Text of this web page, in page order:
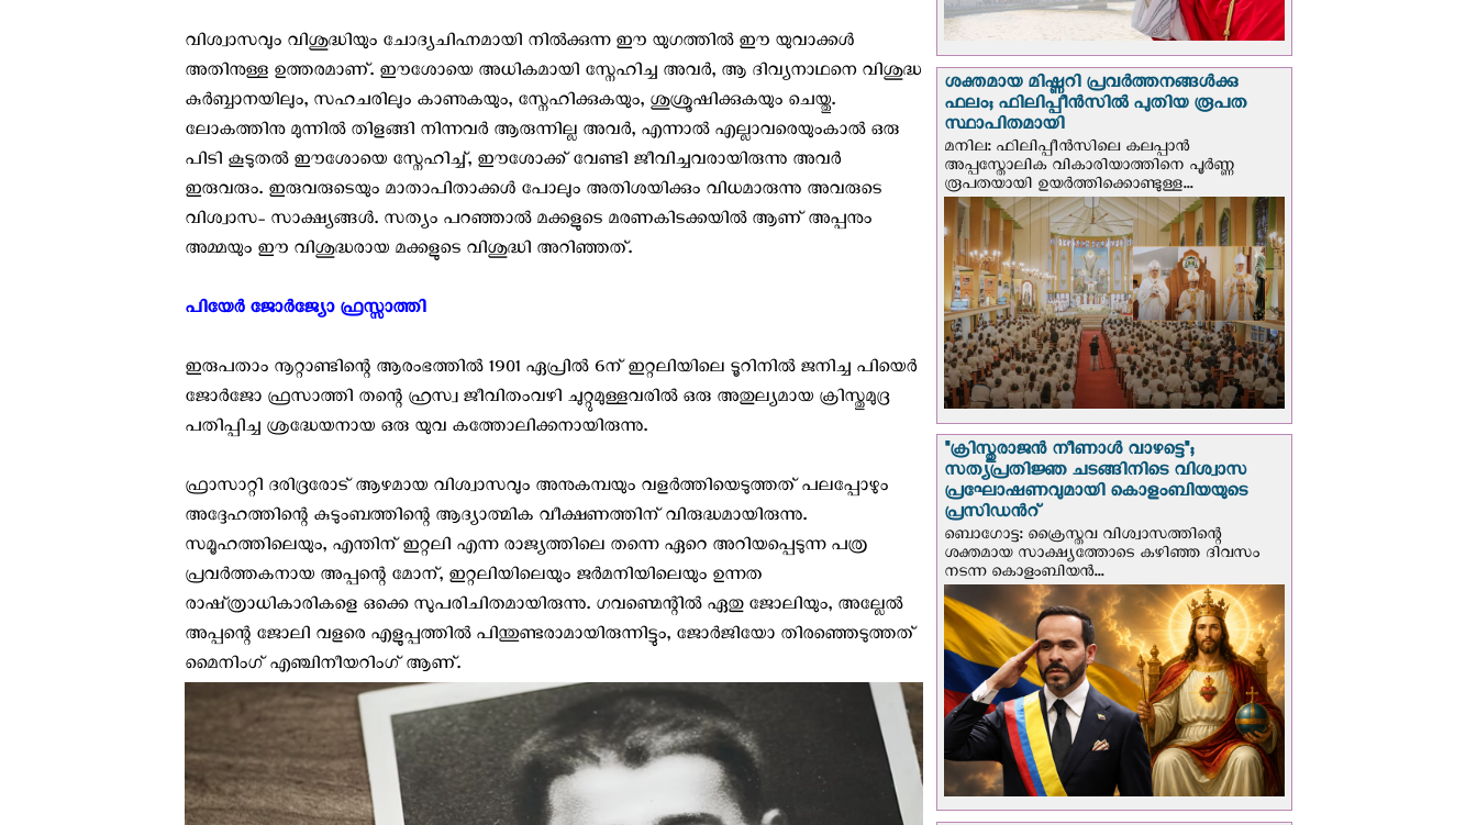
വിശ്വാസവും വിശുദ്ധിയും ചോദ്യചിഹ്നമായി നിൽക്കുന്ന ഈ യുഗത്തിൽ ഈ യുവാക്കൾ
അതിനുള്ള ഉത്തരമാണ്. ഈശോയെ അധികമായി സ്നേഹിച്ച അവർ, ആ ദിവ്യനാഥനെ വിശുദ്ധ
കുർബ്ബാനയിലും, സഹചരിലും കാണുകയും, സ്നേഹിക്കുകയും, ശുശ്രൂഷിക്കുകയും ചെയ്തു.
ലോകത്തിനു മുന്നിൽ തിളങ്ങി നിന്നവർ ആരുന്നില്ല അവർ, എന്നാൽ എല്ലാവരെയുംകാൽ ഒരു
പിടി കൂടുതൽ ഈശോയെ സ്നേഹിച്ച്, ഈശോക്ക് വേണ്ടി ജീവിച്ചവരായിരുന്നു അവർ
ഇരുവരും. ഇരുവരുടെയും മാതാപിതാക്കൾ പോലും അതിശയിക്കും വിധമാരുന്നു അവരുടെ
വിശ്വാസ- സാക്ഷ്യങ്ങൾ. സത്യം പറഞ്ഞാൽ മക്കളുടെ മരണകിടക്കയിൽ ആണ് അപ്പനും
അമ്മയും ഈ വിശുദ്ധരായ മക്കളുടെ വിശുദ്ധി അറിഞ്ഞത്.
പിയേർ ജോർജ്യോ ഫ്രസ്സാത്തി ‍
ഇരുപതാം നൂറ്റാണ്ടിന്റെ ആരംഭത്തിൽ 1901 ഏപ്രിൽ 6ന് ഇറ്റലിയിലെ ടൂറിനിൽ ജനിച്ച പിയെർ
ജോർജോ ഫ്രസാത്തി തന്റെ ഹ്രസ്വ ജീവിതംവഴി ചുറ്റുമുള്ളവരിൽ ഒരു അതുല്യമായ ക്രിസ്തുമുദ്ര
പതിപ്പിച്ച ശ്രദ്ധേയനായ ഒരു യുവ കത്തോലിക്കനായിരുന്നു.
ഫ്രാസാറ്റി ദരിദ്രരോട് ആഴമായ വിശ്വാസവും അനുകമ്പയും വളർത്തിയെടുത്തത് പലപ്പോഴും
അദ്ദേഹത്തിന്റെ കുടുംബത്തിന്റെ ആദ്യാത്മിക വീക്ഷണത്തിന് വിരുദ്ധമായിരുന്നു.
സമൂഹത്തിലെയും, എന്തിന് ഇറ്റലി എന്ന രാജ്യത്തിലെ തന്നെ ഏറെ അറിയപ്പെടുന്ന പത്ര
പ്രവർത്തകനായ അപ്പന്റെ മോന്, ഇറ്റലിയിലെയും ജർമനിയിലെയും ഉന്നത
രാഷ്ത്രാധികാരികളെ ഒക്കെ സുപരിചിതമായിരുന്നു. ഗവണ്മെന്റിൽ ഏതു ജോലിയും, അല്ലേൽ
അപ്പന്റെ ജോലി വളരെ എളുപ്പത്തിൽ പിന്തുണ്ടരാമായിരുന്നിട്ടും, ജോർജിയോ തിരഞ്ഞെടുത്തത്
മൈനിംഗ് എഞ്ചിനീയറിംഗ് ആണ്.
ശക്തമായ മിഷ്ണറി പ്രവർത്തനങ്ങൾക്കു
ഫലം; ഫിലിപ്പീൻസിൽ പുതിയ രൂപത
സ്ഥാപിതമായി
മനില: ഫിലിപ്പീൻസിലെ കലപ്പാൻ
അപ്പസ്തോലിക വികാരിയാത്തിനെ പൂർണ്ണ
രൂപതയായി ഉയർത്തിക്കൊണ്ടുള്ള...
"ക്രിസ്തുരാജന്‍ നീണാള്‍ വാഴട്ടെ";
സത്യപ്രതിജ്ഞ ചടങ്ങിനിടെ വിശ്വാസ
പ്രഘോഷണവുമായി കൊളംബിയയുടെ
പ്രസിഡന്‍റ്
ബൊഗോട്ട: ക്രൈസ്തവ വിശ്വാസത്തിന്റെ
ശക്തമായ സാക്ഷ്യത്തോടെ കഴിഞ്ഞ ദിവസം
നടന്ന കൊളംബിയന്‍...